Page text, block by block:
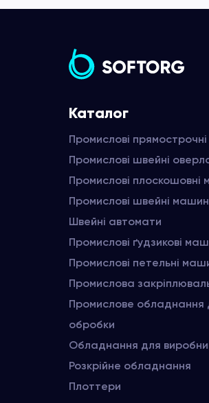
Каталог
Промислові
Промислові швейні
Промислові плоскошовні
Промислові швейні
Швейні автомати
Промислові ґудзикові
Промислові петельні
Промислова
Промислове обладнання
обробки
Обладнання для
Розкрійне обладнання
Плоттери